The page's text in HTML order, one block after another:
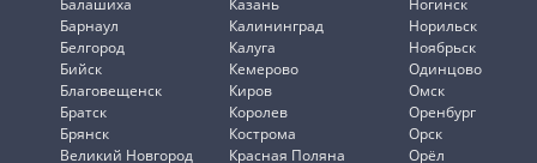
Балашиха
Барнаул
Белгород
Бийск
Благовещенск
Братск
Брянск
Великий Новгород
Казань
Калининград
Калуга
Кемерово
Киров
Королев
Кострома
Красная Поляна
Ногинск
Норильск
Ноябрьск
Одинцово
Омск
Оренбург
Орск
Орёл